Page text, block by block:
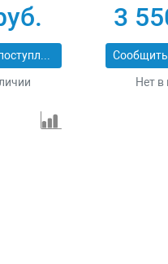
Сообщить о поступлении
3
Нет в